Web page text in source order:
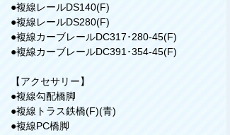
●複線レールDS140(F)
●複線レールDS280(F)
●複線カーブレールDC317･280-45(F)
●複線カーブレールDC391･354-45(F)
【アクセサリー】
●複線勾配橋脚
●複線トラス鉄橋(F)(青)
●複線PC橋脚